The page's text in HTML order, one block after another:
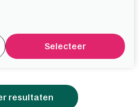
Selecteer
resultaten